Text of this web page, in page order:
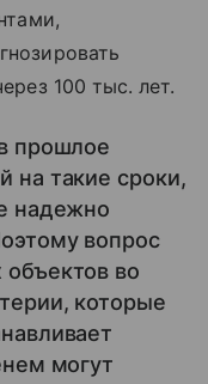
100 тыс. лет.
прошлое
на такие сроки,
надежно
вопрос
во
которые
могут